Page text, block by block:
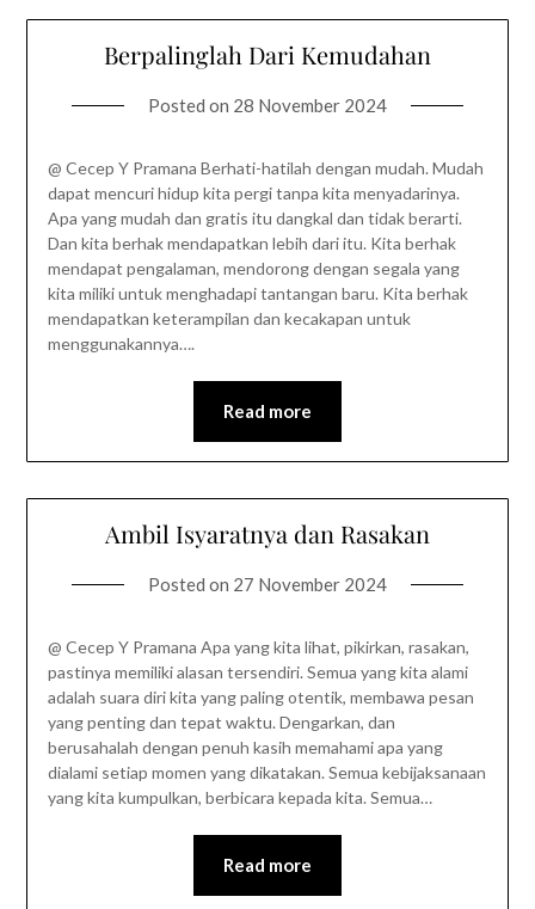
Berpalinglah Dari Kemudahan
Posted on 28 November 2024
@ Cecep Y Pramana Berhati-hatilah dengan mudah. Mudah
dapat mencuri hidup kita pergi tanpa kita menyadarinya.
Apa yang mudah dan gratis itu dangkal dan tidak berarti.
Dan kita berhak mendapatkan lebih dari itu. Kita berhak
mendapat pengalaman, mendorong dengan segala yang
kita miliki untuk menghadapi tantangan baru. Kita berhak
mendapatkan keterampilan dan kecakapan untuk
menggunakannya….
Read more
Ambil Isyaratnya dan Rasakan
Posted on 27 November 2024
@ Cecep Y Pramana Apa yang kita lihat, pikirkan, rasakan,
pastinya memiliki alasan tersendiri. Semua yang kita alami
adalah suara diri kita yang paling otentik, membawa pesan
yang penting dan tepat waktu. Dengarkan, dan
berusahalah dengan penuh kasih memahami apa yang
dialami setiap momen yang dikatakan. Semua kebijaksanaan
yang kita kumpulkan, berbicara kepada kita. Semua…
Read more